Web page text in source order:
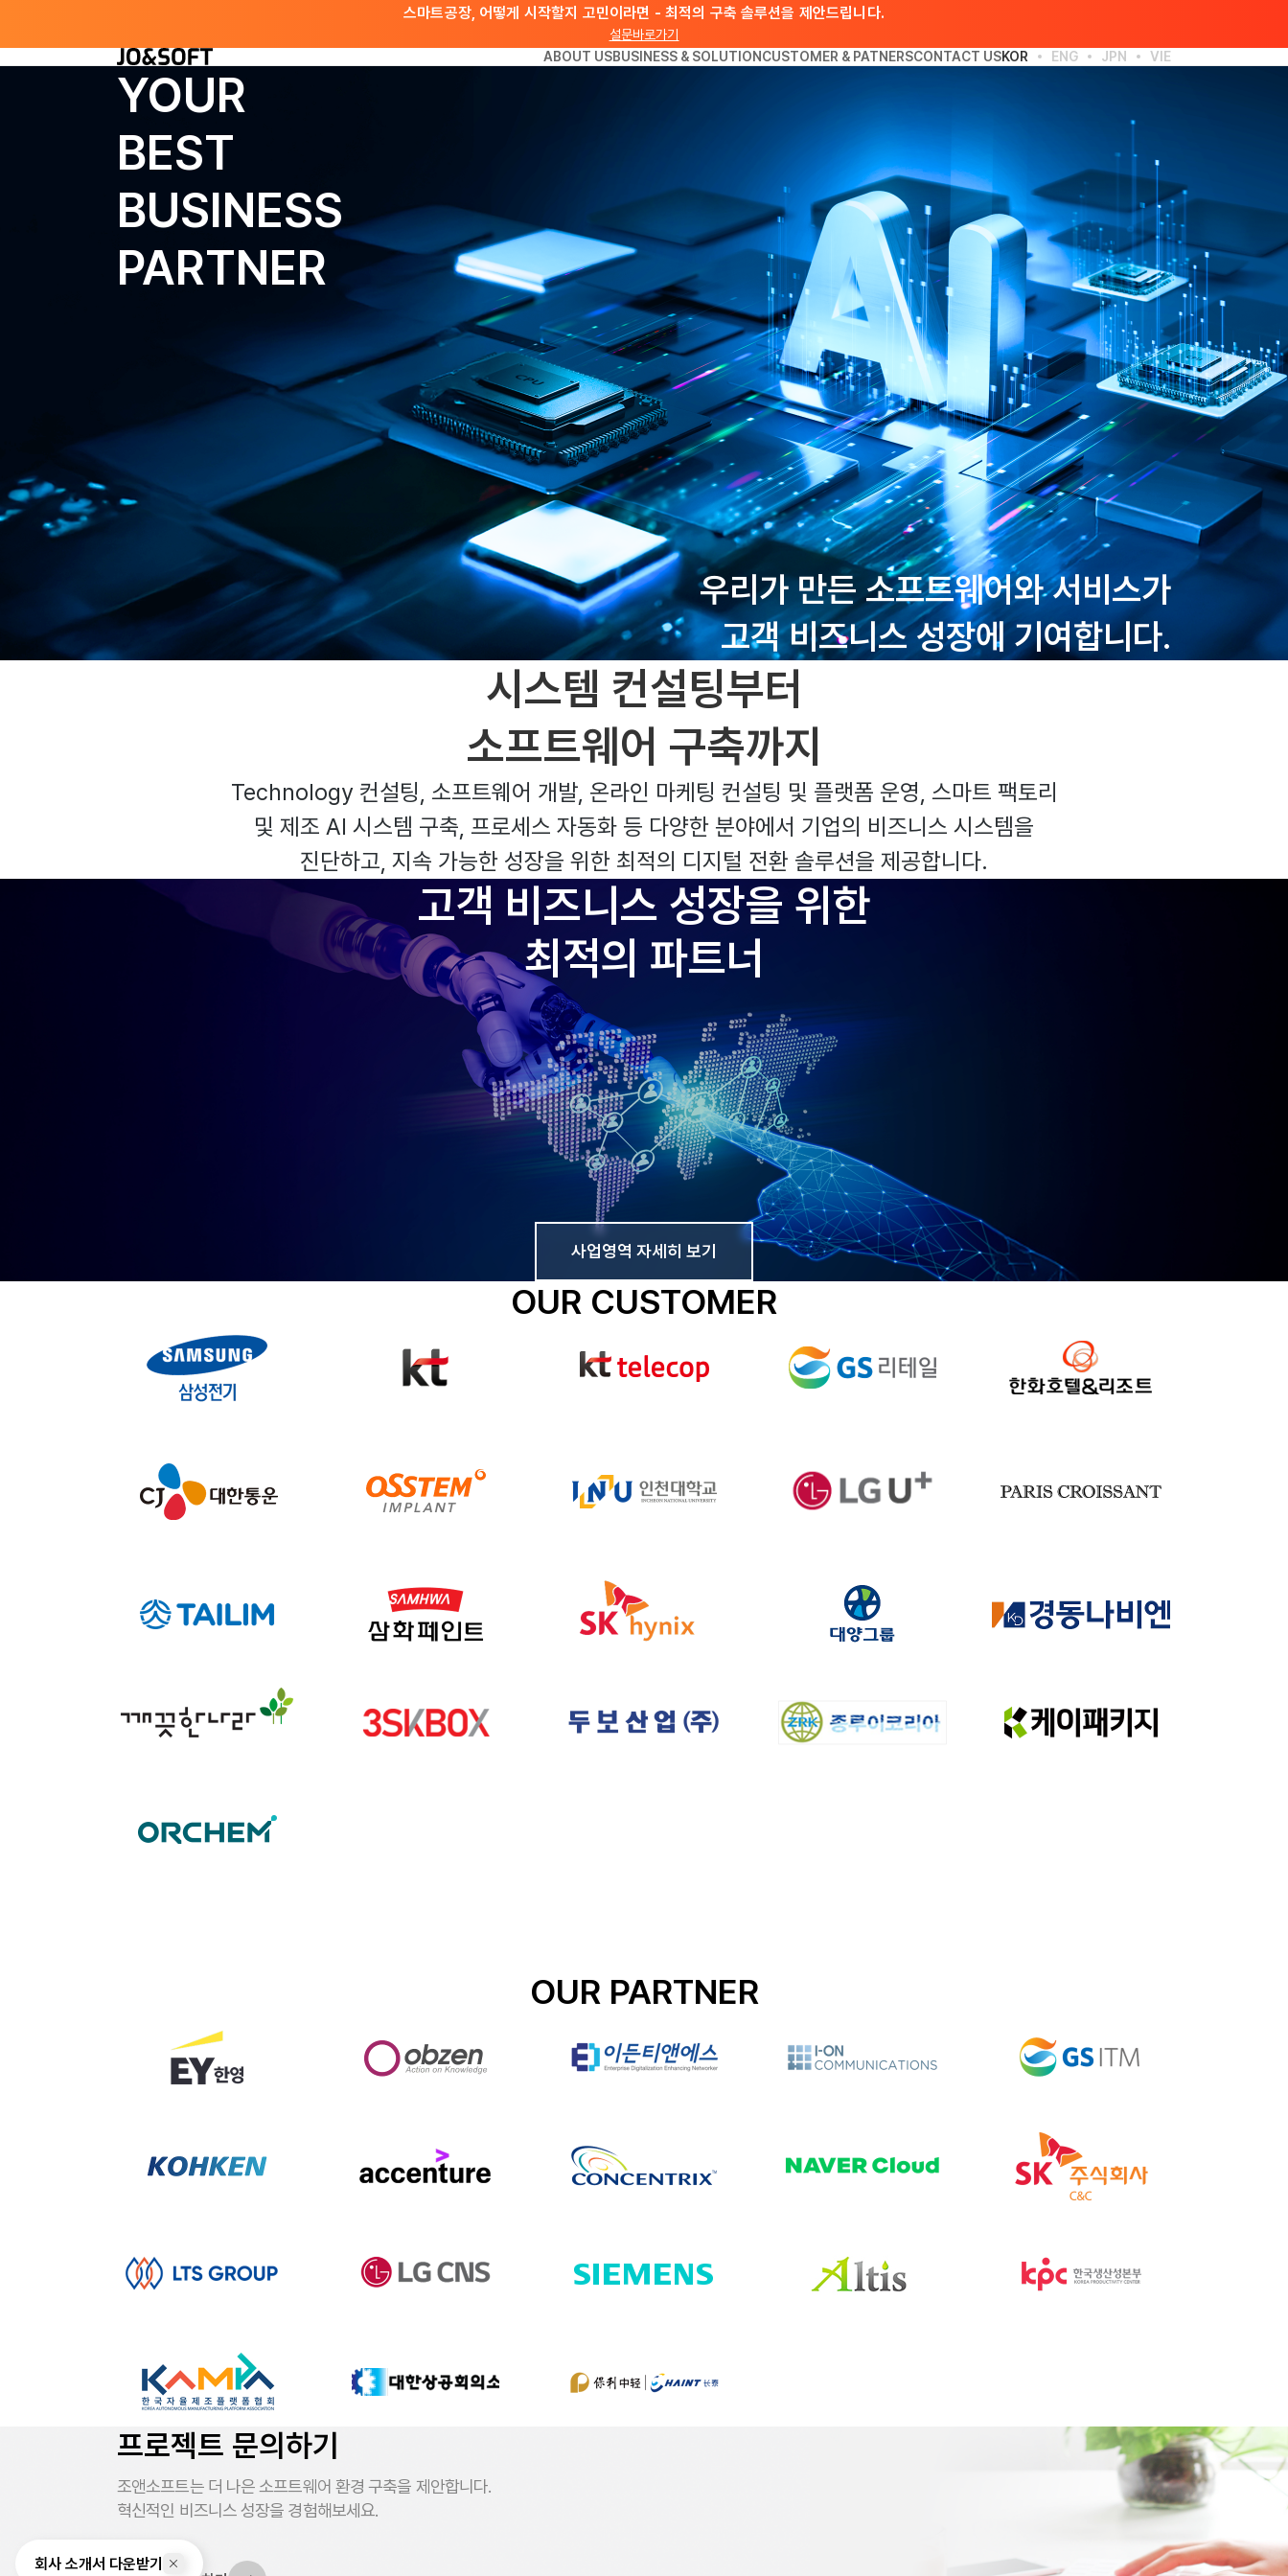
스마트공장, 어떻게 시작할지 고민이라면 - 최적의 구축 솔루션을 제안드립니다.
설문바로가기
ABOUT USBUSINESS & SOLUTIONCUSTOMER & PATNERSCONTACT USKOR ENG JPN VIE
BUSINESS & SOLUTION
CUSTOMER & PATNERS
CONTACT US
KOR
회사 소개서 다운받기
YOUR
BEST
BUSINESS
PARTNER
우리가 만든 소프트웨어와 서비스가
고객 비즈니스 성장에 기여합니다.
시스템 컨설팅부터
소프트웨어 구축까지
Technology 컨설팅, 소프트웨어 개발, 온라인 마케팅 컨설팅 및 플랫폼 운영, 스마트 팩토리
및 제조 AI 시스템 구축, 프로세스 자동화 등 다양한 분야에서 기업의 비즈니스 시스템을
진단하고, 지속 가능한 성장을 위한 최적의 디지털 전환 솔루션을 제공합니다.
고객 비즈니스 성장을 위한
최적의 파트너
사업영역 자세히 보기
OUR CUSTOMER
OUR PARTNER
프로젝트 문의하기
조앤소프트는 더 나은 소프트웨어 환경 구축을 제안합니다.
혁신적인 비즈니스 성장을 경험해보세요.